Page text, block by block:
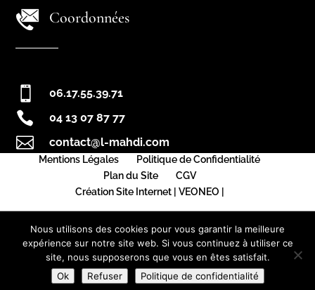
Coordonnées
 06.17.55.39.71
 04 13 07 87 77
 contact@l-mahdi.com
Mentions Légales
Politique de Confidentialité
Plan du Site
CGV
Création Site Internet | VEONEO |
Nous utilisons des cookies pour vous garantir la meilleure
expérience sur notre site web. Si vous continuez à utiliser ce
site, nous supposerons que vous en êtes satisfait.
Ok
Refuser Politique de confidentialité